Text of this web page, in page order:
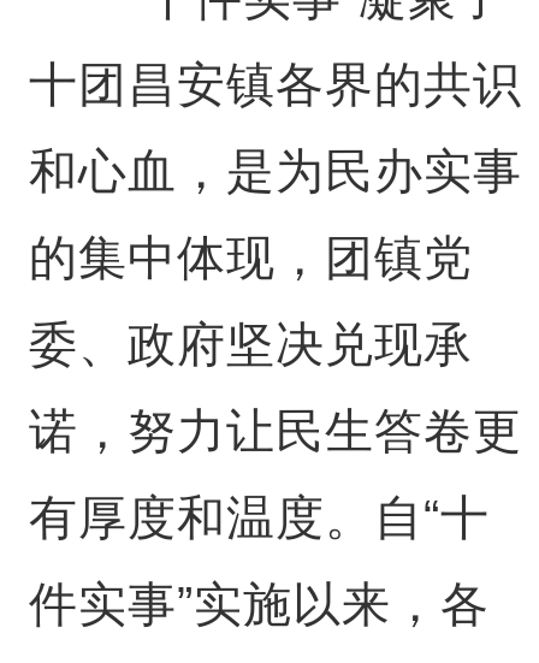
十团昌安镇各界的共识
和心血，是为民办实事
的集中体现，团镇党
委、政府坚决兑现承
诺，努力让民生答卷更
有厚度和温度。自“十
件实事”实施以来，各